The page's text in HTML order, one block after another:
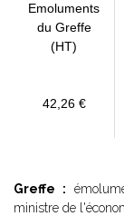
Emoluments
du Greffe
(HT)
42,26 €
Greffe :
ministre de